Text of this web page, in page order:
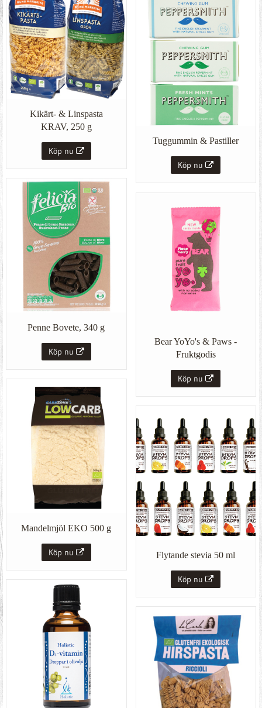
Kikärt- & Linspasta
KRAV, 250 g
Köp nu
Tuggummin & Pastiller
Köp nu
Penne Bovete, 340 g
Köp nu
Bear YoYo's & Paws -
Fruktgodis
Köp nu
Mandelmjöl EKO 500 g
Köp nu Flytande stevia 50 ml
Köp nu